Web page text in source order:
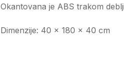
Okantovana je ABS trakom
Dimenzije: 40 x 180 x 40 cm